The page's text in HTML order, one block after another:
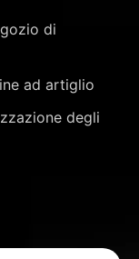
di
ad artiglio
degli